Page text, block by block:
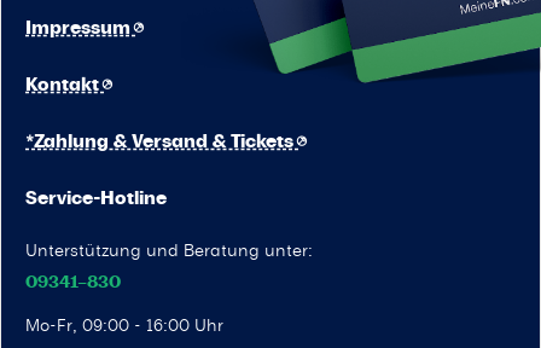
Service-Hotline
Unterstützung und Beratung unter:
09341–830
Mo-Fr, 09:00 - 16:00 Uhr
Kontakt
Impressum
*Zahlung & Versand & Tickets